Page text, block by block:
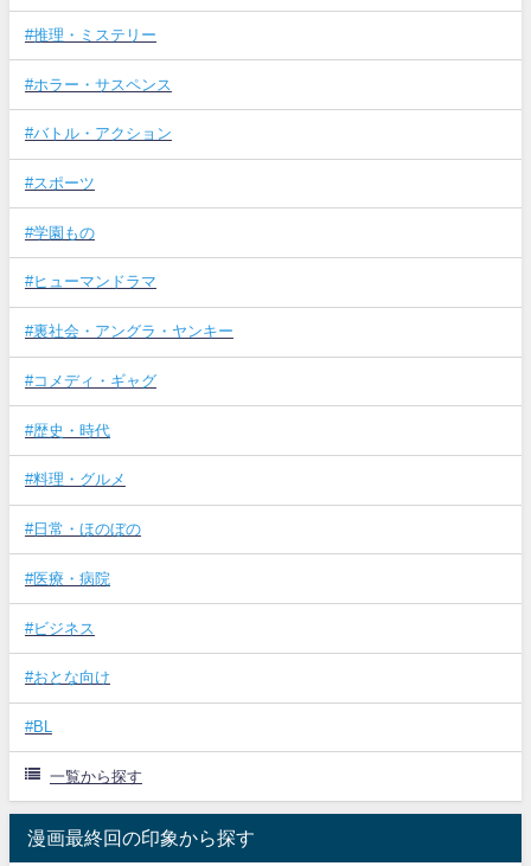
#推理・ミステリー
#ホラー・サスペンス
#バトル・アクション
#スポーツ
#学園もの
#ヒューマンドラマ
#裏社会・アングラ・ヤンキー
#コメディ・ギャグ
#歴史・時代
#料理・グルメ
#日常・ほのぼの
#医療・病院
#ビジネス
#おとな向け
#BL
一覧から探す
漫画最終回の印象から探す